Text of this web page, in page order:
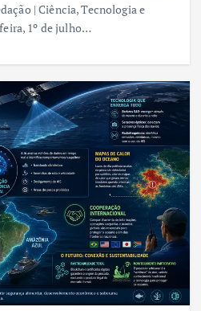
| Ciência, Tecnologia e
1º de julho…